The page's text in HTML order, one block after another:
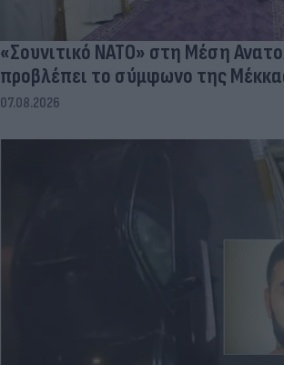
«Σουνιτικό ΝΑΤΟ» στη Μέση
προβλέπει το σύμφωνο της
07.08.2026